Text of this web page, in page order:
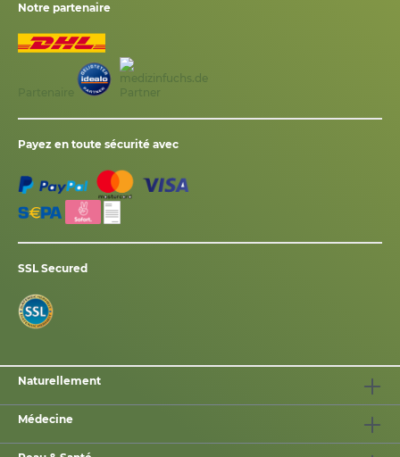
Notre partenaire
Payez en toute sécurité avec
SSL Secured
Naturellement
Médecine